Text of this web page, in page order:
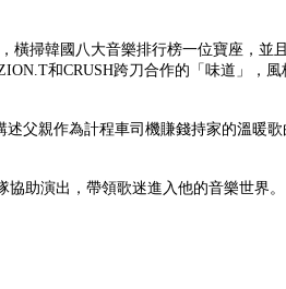
掃韓國八大音樂排行榜一位寶座，並
和CRUSH跨刀合作的「味道」，
父親作為計程車司機賺錢持家的溫暖
助演出，帶領歌迷進入他的音樂世界。